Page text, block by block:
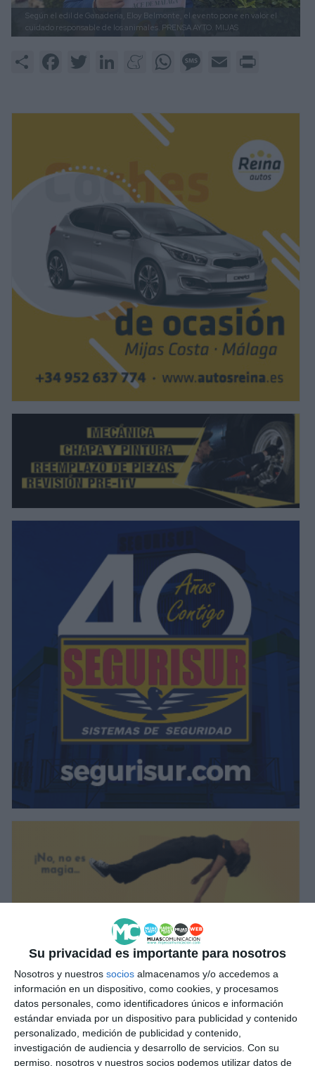
Su privacidad es importante para nosotros
Nosotros y nuestros socios almacenamos y/o accedemos a
información en un dispositivo, como cookies, y procesamos
datos personales, como identificadores únicos e información
estándar enviada por un dispositivo para publicidad y contenido
personalizado, medición de publicidad y contenido,
investigación de audiencia y desarrollo de servicios. Con su
permiso, nosotros y nuestros socios podemos utilizar datos de
Según el edil de Ganadería, Eloy Belmonte, el evento pone en valor el
cuidado responsable de los animales. PRENSA AYTO. MIJAS
Share FacebookTwitter LinkedInMeneameWhatsAppMessage
Email